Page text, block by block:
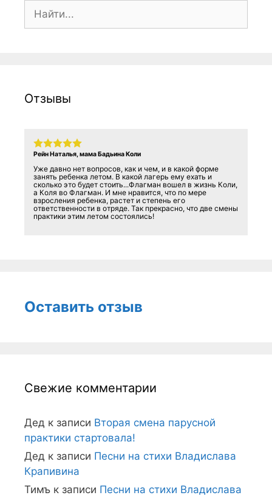
Поиск:
Отзывы
Рейн Наталья, мама Бадьина Коли
Уже давно нет вопросов, как и чем, и в какой форме
занять ребенка летом. В какой лагерь ему ехать и
сколько это будет стоить...Флагман вошел в жизнь Коли,
а Коля во Флагман. И мне нравится, что по мере
взросления ребенка, растет и степень его
ответственности в отряде. Так прекрасно, что две смены
практики этим летом состоялись!
Оставить отзыв
Свежие комментарии
Дед к записи Вторая смена парусной
практики стартовала!
Дед к записи Песни на стихи Владислава
Крапивина
Тимъ к записи Песни на стихи Владислава